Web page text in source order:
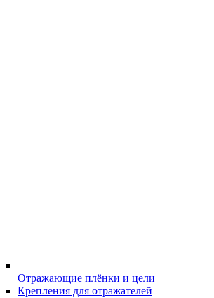
Отражающие плёнки и цели
Крепления для отражателей